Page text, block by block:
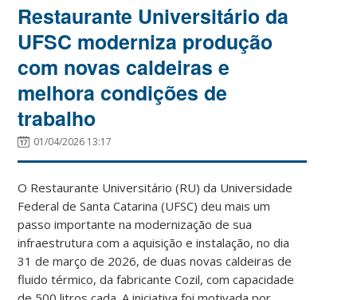
Restaurante Universitário da
UFSC moderniza produção
com novas caldeiras e
melhora condições de
trabalho
01/04/2026 13:17
O Restaurante Universitário (RU) da Universidade
Federal de Santa Catarina (UFSC) deu mais um
passo importante na modernização de sua
infraestrutura com a aquisição e instalação, no dia
31 de março de 2026, de duas novas caldeiras de
fluido térmico, da fabricante Cozil, com capacidade